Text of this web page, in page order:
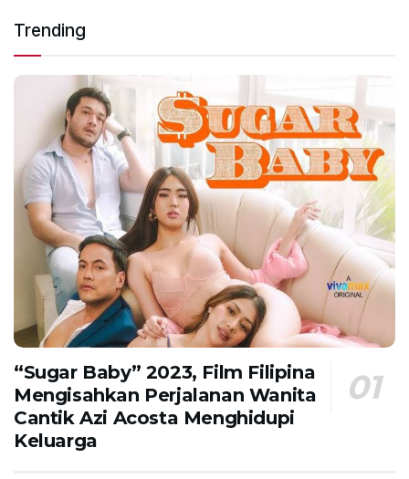
Trending
“Sugar Baby” 2023, Film Filipina
Mengisahkan Perjalanan Wanita
Cantik Azi Acosta Menghidupi
Keluarga